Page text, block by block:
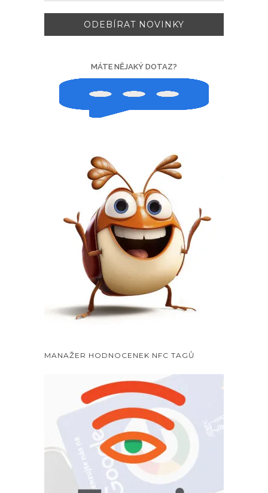
MÁTE NĚJAKÝ DOTAZ?
MANAŽER HODNOCENEK NFC TAGŮ